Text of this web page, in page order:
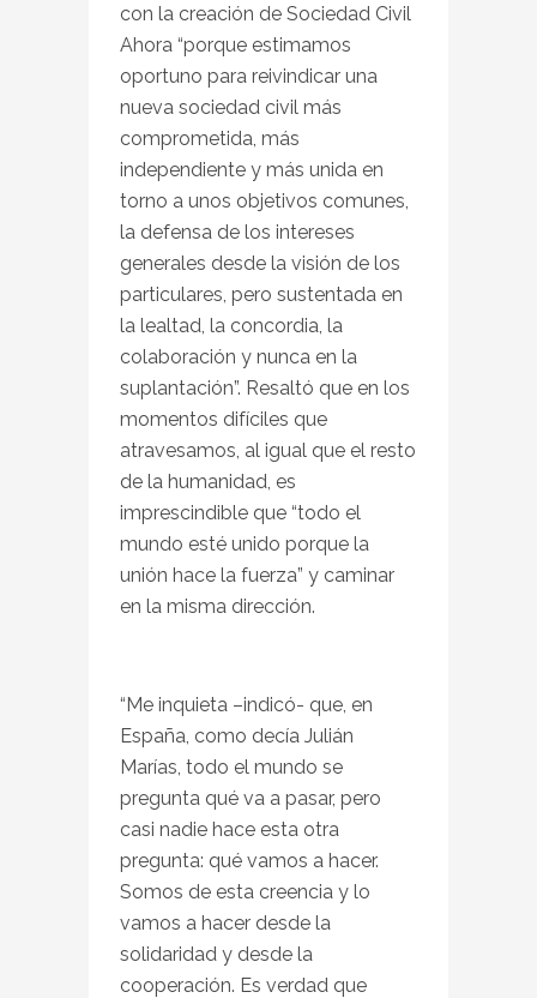
con la creación de Sociedad Civil
Ahora “porque estimamos
oportuno para reivindicar una
nueva sociedad civil más
comprometida, más
independiente y más unida en
torno a unos objetivos comunes,
la defensa de los intereses
generales desde la visión de los
particulares, pero sustentada en
la lealtad, la concordia, la
colaboración y nunca en la
suplantación”. Resaltó que en los
momentos difíciles que
atravesamos, al igual que el resto
de la humanidad, es
imprescindible que “todo el
mundo esté unido porque la
unión hace la fuerza” y caminar
en la misma dirección.
“Me inquieta –indicó- que, en
España, como decía Julián
Marías, todo el mundo se
pregunta qué va a pasar, pero
casi nadie hace esta otra
pregunta: qué vamos a hacer.
Somos de esta creencia y lo
vamos a hacer desde la
solidaridad y desde la
cooperación. Es verdad que